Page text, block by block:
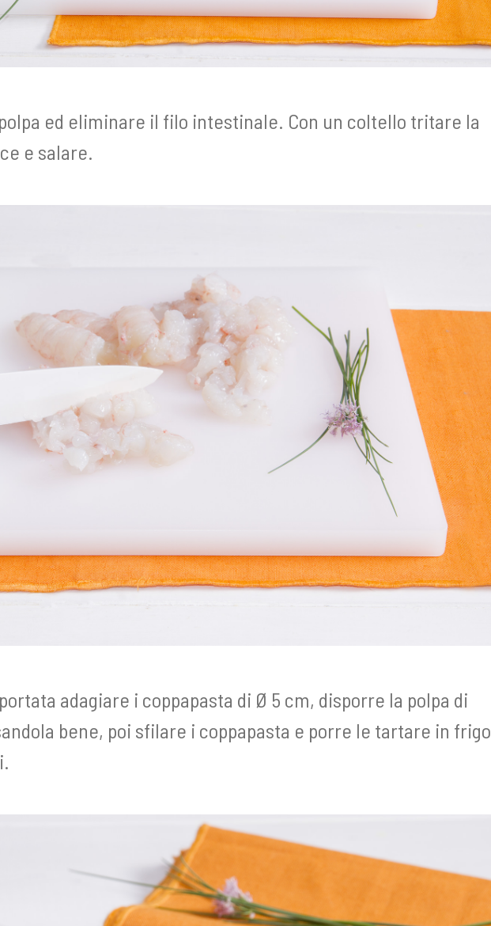
ed eliminare il filo intestinale. Con un coltello tritare la
e salare.
adagiare i coppapasta di Ø 5 cm, disporre la polpa di
bene, poi sfilare i coppapasta e porre le tartare in frigo